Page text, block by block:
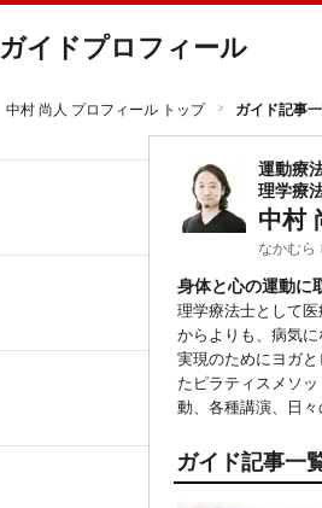
ガイドプロフィール
中村 尚人 プロフィール トップ ガイド記事
運動療
理学療
中村
なかむら
身体と心の運動に
理学療法士として
からよりも、病気
実現のためにヨガ
たピラティスメソ
動、各種講演、日々
ガイド記事一